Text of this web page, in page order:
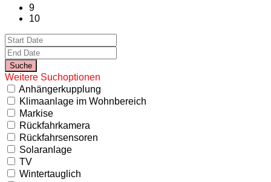
9
10
Weitere Suchoptionen
Anhängerkupplung
Klimaanlage im Wohnbereich
Markise
Rückfahrkamera
Rückfahrsensoren
Solaranlage
TV
Wintertauglich